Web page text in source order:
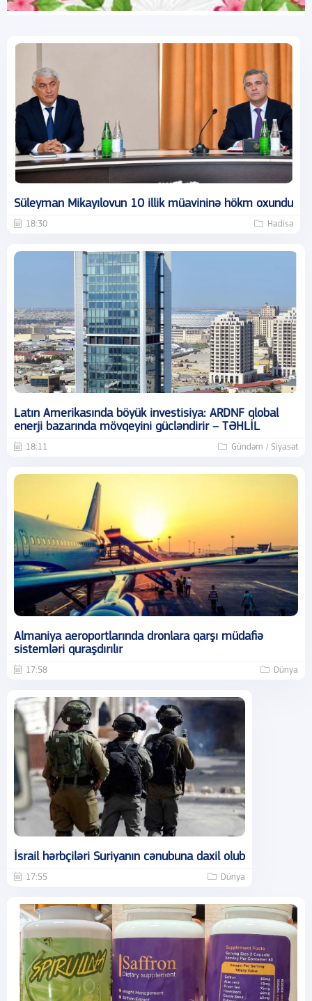
Süleyman Mikayılovun 10 illik müavininə hökm oxundu
18:30 Hadisə
Latın Amerikasında böyük investisiya: ARDNF qlobal
enerji bazarında mövqeyini gücləndirir – TƏHLİL
18:11 Gündəm / Siyasət
Almaniya aeroportlarında dronlara qarşı müdafiə
sistemləri quraşdırılır
17:58 Dünya
İsrail hərbçiləri Suriyanın cənubuna daxil olub
17:55 Dünya